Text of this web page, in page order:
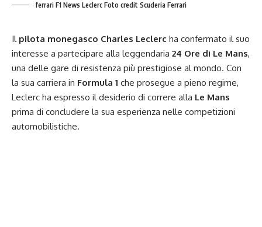
ferrari F1 News Leclerc Foto credit Scuderia Ferrari
Il pilota monegasco Charles Leclerc ha confermato il suo
interesse a partecipare alla leggendaria 24 Ore di Le Mans,
una delle gare di resistenza più prestigiose al mondo. Con
la sua carriera in Formula 1 che prosegue a pieno regime,
Leclerc ha espresso il desiderio di correre alla Le Mans
prima di concludere la sua esperienza nelle competizioni
automobilistiche.